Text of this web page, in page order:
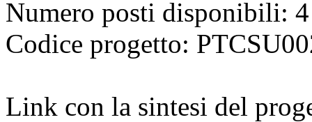
Numero posti disponibili: 4
Codice progetto:
Link con la sintesi del